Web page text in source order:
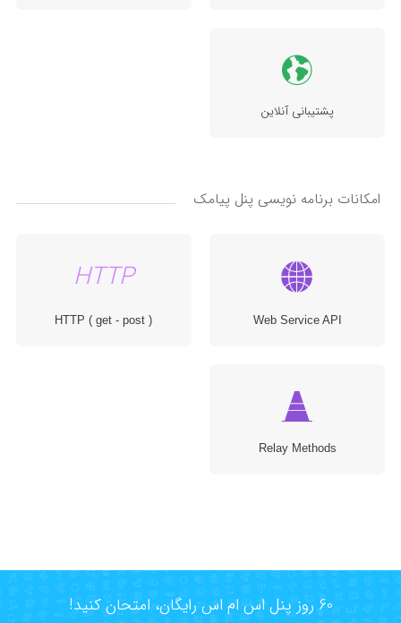
پشتیبانی آنلاین
امکانات برنامه نویسی پنل پیامک
Web Service API
HTTP
HTTP ( get - post )
Relay Methods
60 روز پنل اس ام اس رایگان، امتحان کنید!